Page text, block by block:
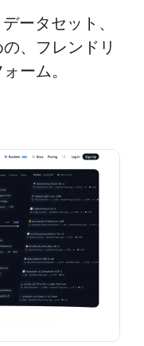
ータセット、
、フレンドリ
ーム。